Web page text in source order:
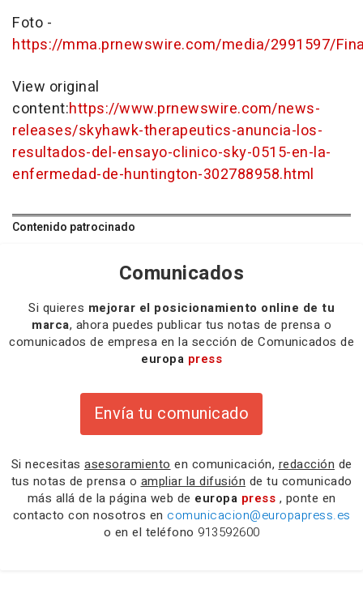
Foto -
https://mma.prnewswire.com/media/2991597/
View original
content:https://www.prnewswire.com/news-
releases/skyhawk-therapeutics-anuncia-los-
resultados-del-ensayo-clinico-sky-0515-en-la-
enfermedad-de-huntington-302788958.html
Contenido patrocinado
Comunicados
Si quieres mejorar el posicionamiento online de tu
marca, ahora puedes publicar tus notas de prensa o
comunicados de empresa en la sección de Comunicados de
europa press
Envía tu comunicado
Si necesitas asesoramiento en comunicación, redacción de
tus notas de prensa o ampliar la difusión de tu comunicado
más allá de la página web de europa press , ponte en
contacto con nosotros en comunicacion@europapress.es
o en el teléfono 913592600